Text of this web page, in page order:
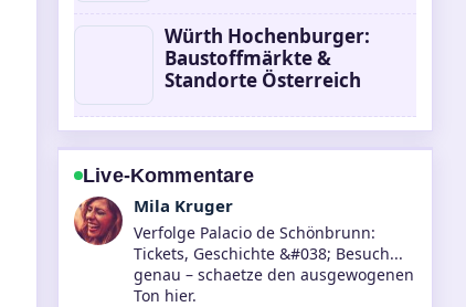
Würth Hochenburger:
Baustoffmärkte &
Standorte Österreich
Live-Kommentare
Jonas Wagner
Hilfreicher Kontext zu Google Bard
umbenannt: Jetzt heißt der KI-
Assistent.... Bitte haltet diesen
Liveticker aktuell.